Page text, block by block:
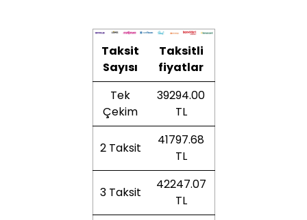
Taksit
Sayısı
Taksitli
fiyatlar
Tek
Çekim
39294.00
TL
2 Taksit
41797.68
TL
3 Taksit
42247.07
TL